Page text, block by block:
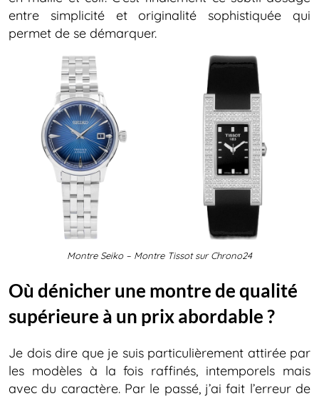
entre simplicité et originalité sophistiquée qui
permet de se démarquer.
Montre Seiko – Montre Tissot sur Chrono24
Où dénicher une montre de qualité
supérieure à un prix abordable ?
Je dois dire que je suis particulièrement attirée par
les modèles à la fois raffinés, intemporels mais
avec du caractère. Par le passé, j’ai fait l’erreur de